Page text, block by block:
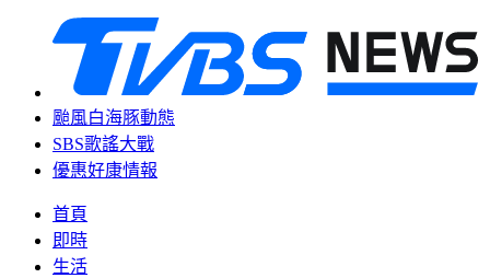
颱風白海豚動態
SBS歌謠大戰
優惠好康情報
首頁
即時
生活